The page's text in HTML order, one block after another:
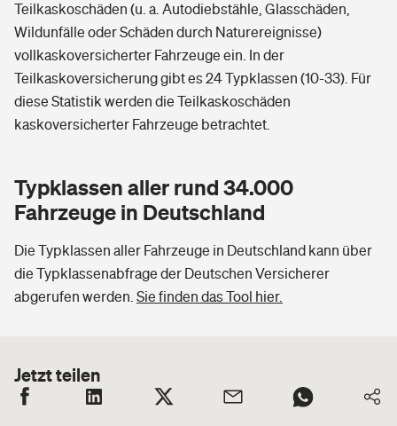
Teilkaskoschäden (u. a. Autodiebstähle, Glasschäden,
Wildunfälle oder Schäden durch Naturereignisse)
vollkaskoversicherter Fahrzeuge ein. In der
Teilkaskoversicherung gibt es 24 Typklassen (10-33). Für
diese Statistik werden die Teilkaskoschäden
kaskoversicherter Fahrzeuge betrachtet.
Typklassen aller rund 34.000
Fahrzeuge in Deutschland
Die Typklassen aller Fahrzeuge in Deutschland kann über
die Typklassenabfrage der Deutschen Versicherer
abgerufen werden. Sie finden das Tool hier.
Jetzt teilen